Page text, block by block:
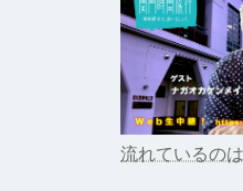
流れているの